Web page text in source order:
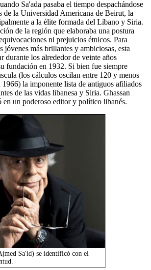
Sa'ada pasaba el tiempo despachándose
de la Universidad Americana de Beirut, la
a la élite formada del Líbano y Siria.
de la región que elaboraba una postura
ni prejuicios étnicos. Para
jóvenes más brillantes y ambiciosas, esta
durante los alrededor de veinte años
fundación en 1932. Si bien fue siempre
(los cálculos oscilan entre 120 y menos
la imponente lista de antiguos afiliados
de las vidas libanesa y Siria. Ghassan
un poderoso editor y político libanés.
Sa'id) se identificó con el